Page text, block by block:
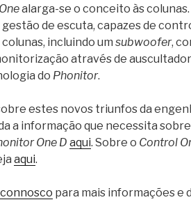
alarga-se o conceito às
gestão de escuta, capazes de
incluindo um subwoofer,
através de
do Phonitor.
estes novos triunfos da
a informação que necessita
One D aqui. Sobre o Control
aqui.
para mais informações e